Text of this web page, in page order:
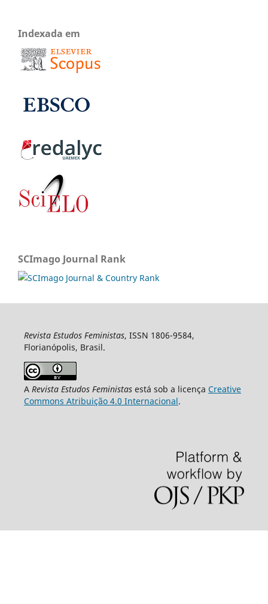
Indexada em
SCImago Journal Rank
Revista Estudos Feministas, ISSN 1806-9584,
Florianópolis, Brasil.
A Revista Estudos Feministasestá sob a licença Creative
Commons Atribuição 4.0 Internacional.